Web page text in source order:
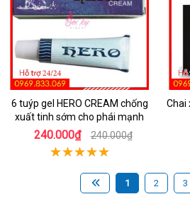
6 tuýp gel HERO CREAM chống
xuất tinh sớm cho phái mạnh
240.000₫ 240.000₫
Chai
1 2 3